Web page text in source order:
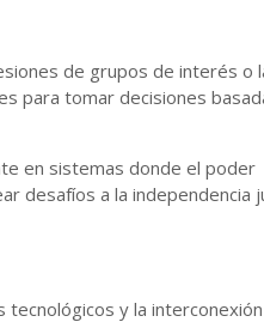
de grupos de interés o
para tomar decisiones
en sistemas donde el poder
desafíos a la independencia
tecnológicos y la